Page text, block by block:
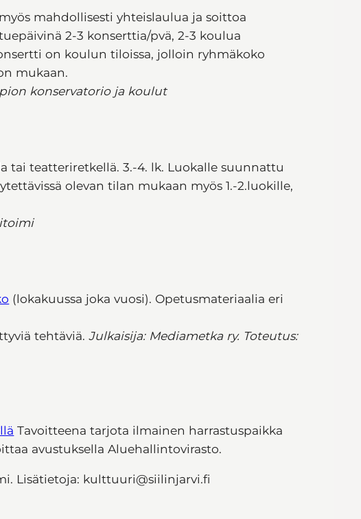
mahdollisesti yhteislaulua ja soittoa
2-3 konserttia/pvä, 2-3 koulua
on koulun tiloissa, jolloin ryhmäkoko
mukaan.
konservatorio ja koulut
tai teatteriretkellä. 3.-4. lk. Luokalle suunnattu
olevan tilan mukaan myös 1.-2.luokille,
(lokakuussa joka vuosi). Opetusmateriaalia eri
tehtäviä.Julkaisija: Mediametka ry. Toteutus:
Tavoitteena tarjota ilmainen harrastuspaikka
avustuksella Aluehallintovirasto.
Lisätietoja: kulttuuri@siilinjarvi.fi